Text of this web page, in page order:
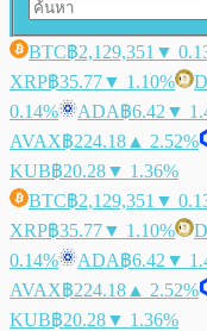
BTC฿2,129,351 ▼
XRP฿35.77▼ 1.10%
0.14%
ADA฿6.42 ▼
AVAX฿224.18 ▲ 2.52%
KUB฿20.28▼ 1.36%
BTC฿2,129,351 ▼
XRP฿35.77▼ 1.10%
0.14%
ADA฿6.42 ▼
AVAX฿224.18 ▲ 2.52%
KUB฿20.28▼ 1.36%